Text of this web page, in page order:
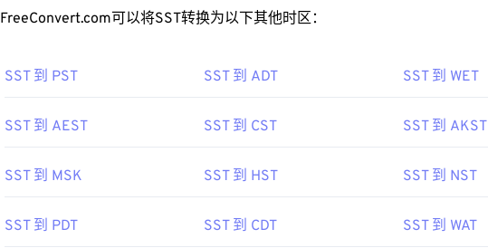
FreeConvert.com可以将SST转换为以下其他时区：
SST 到 PST SST 到 ADT SST 到 WET
SST 到 AEST SST 到 CST SST 到 AKST
SST 到 MSK SST 到 HST SST 到 NST
SST 到 PDT SST 到 CDT SST 到 WAT